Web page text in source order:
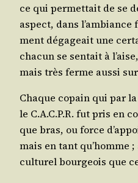
ce qui per­met­tait de se
aspect, dans
ment déga­geait une
cha­cun se sen­tait à
mais très ferme aus­si
Chaque copain qui par
le C.A.C.P.R. fut pris en
que bras, ou force
mais en tant qu’­homme
cultu­rel bour­geois que